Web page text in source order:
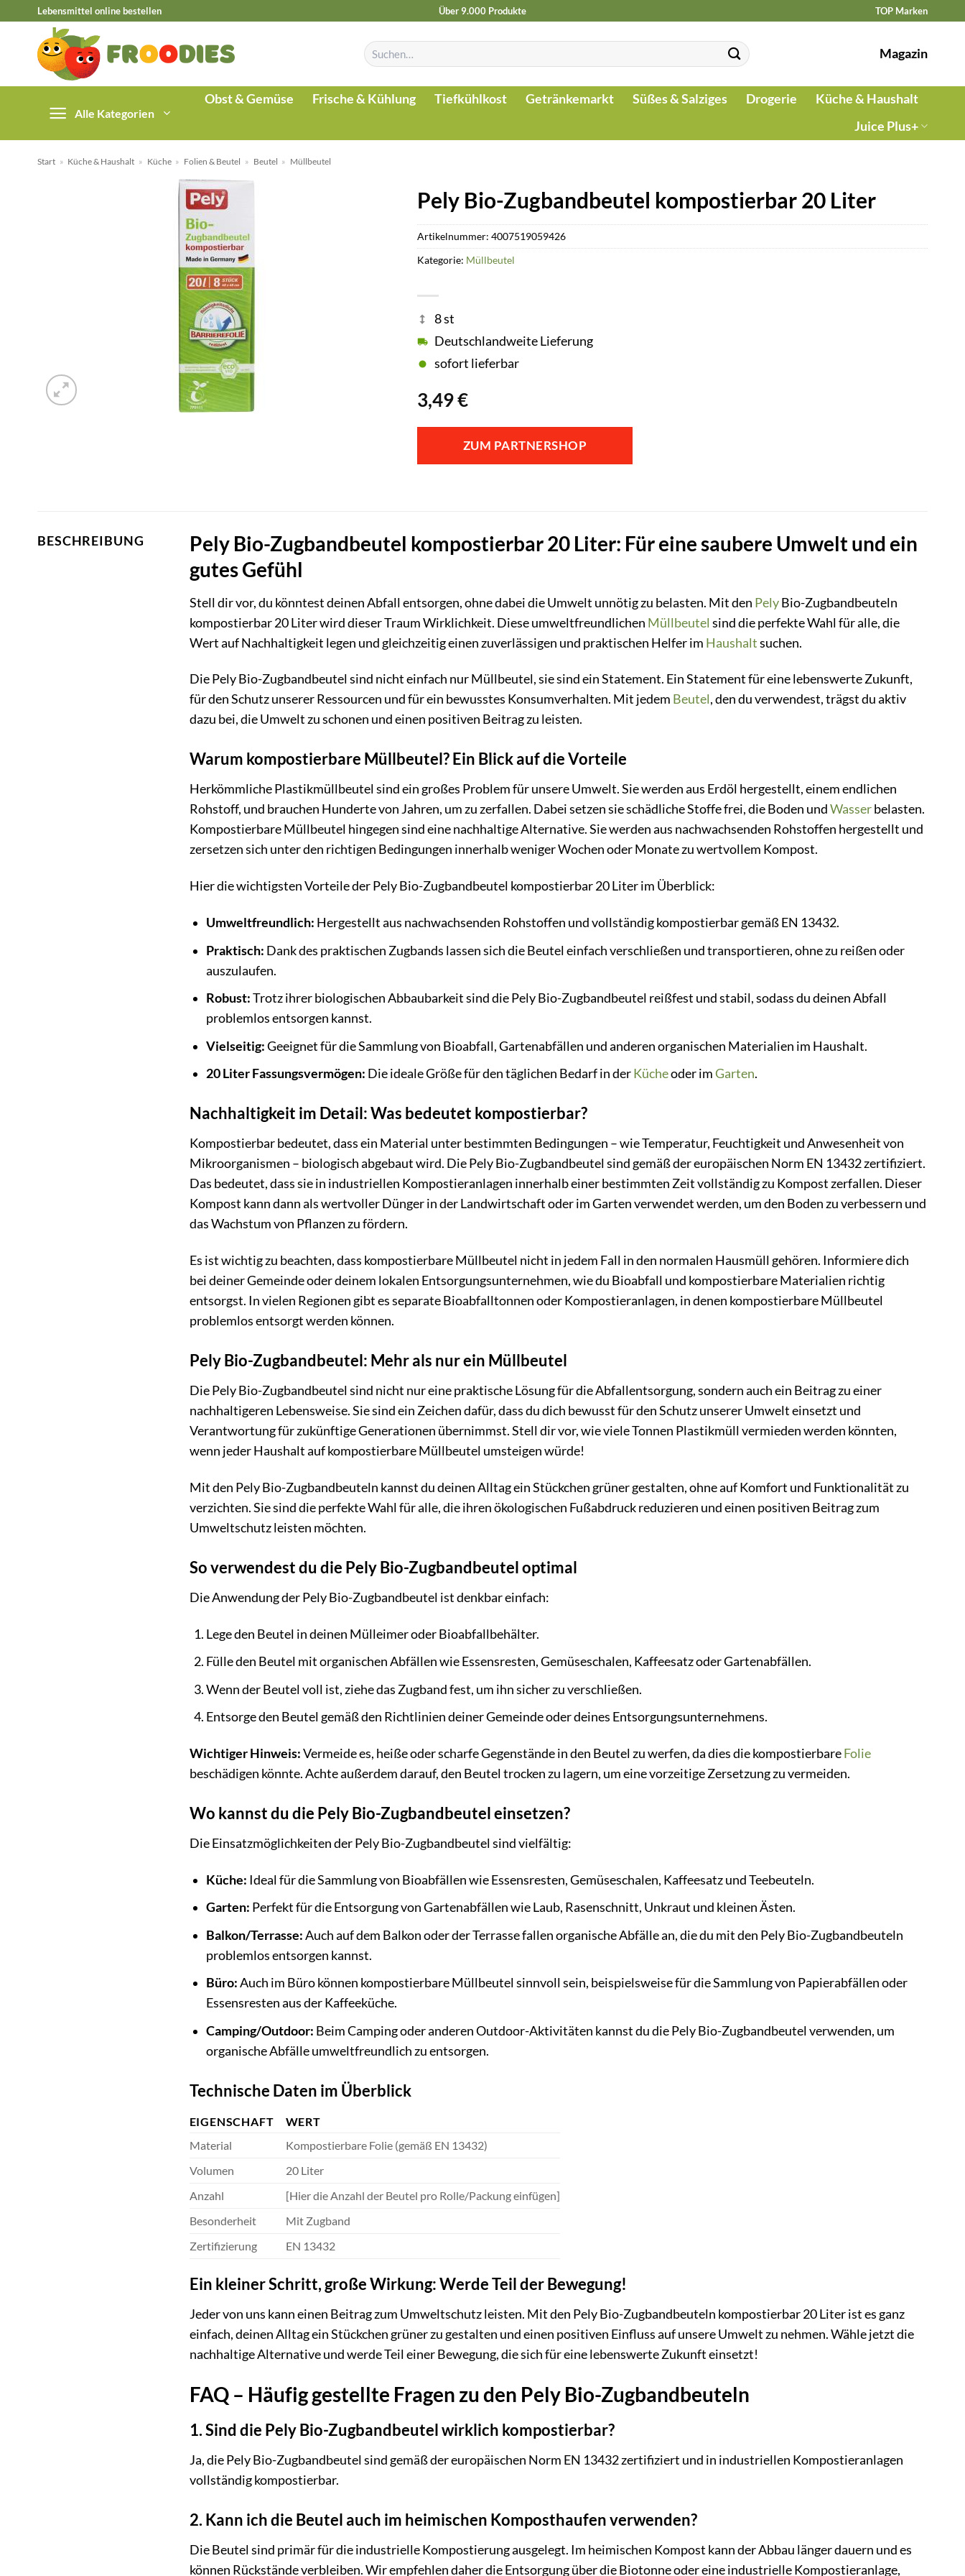
springen
Lebensmittel online bestellen Über 9.000 Produkte TOP Marken
Suchen
nach:
Magazin
Alle Kategorien
Obst & Gemüse Frische & Kühlung Tiefkühlkost Getränkemarkt Süßes & Salziges Drogerie
Küche & Haushalt
Juice Plus+
Start » Küche & Haushalt » Küche » Folien & Beutel » Beutel » Müllbeutel
Pely Bio-Zugbandbeutel kompostierbar 20 Liter
3,49€
8 st
Deutschlandweite Lieferung
sofort lieferbar
ZUM PARTNERSHOP
Artikelnummer:4007519059426
Kategorie: Müllbeutel
BESCHREIBUNG
Pely Bio-Zugbandbeutel kompostierbar 20 Liter: Für eine saubere Umwelt und ein
gutes Gefühl
Stell dir vor, du könntest deinen Abfall entsorgen, ohne dabei die Umwelt unnötig zu belasten. Mit den PelyBio-Zugbandbeuteln
kompostierbar 20 Liter wird dieser Traum Wirklichkeit. Diese umweltfreundlichen Müllbeutel sind die perfekte Wahl für alle, die
Wert auf Nachhaltigkeit legen und gleichzeitig einen zuverlässigen und praktischen Helfer im Haushaltsuchen.
Die Pely Bio-Zugbandbeutel sind nicht einfach nur Müllbeutel, sie sind ein Statement. Ein Statement für eine lebenswerte Zukunft,
für den Schutz unserer Ressourcen und für ein bewusstes Konsumverhalten. Mit jedem Beutel, den du verwendest, trägst du aktiv
dazu bei, die Umwelt zu schonen und einen positiven Beitrag zu leisten.
Warum kompostierbare Müllbeutel? Ein Blick auf die Vorteile
Herkömmliche Plastikmüllbeutel sind ein großes Problem für unsere Umwelt. Sie werden aus Erdöl hergestellt, einem endlichen
Rohstoff, und brauchen Hunderte von Jahren, um zu zerfallen. Dabei setzen sie schädliche Stoffe frei, die Boden undWasserbelasten.
Kompostierbare Müllbeutel hingegen sind eine nachhaltige Alternative. Sie werden aus nachwachsenden Rohstoffen hergestellt und
zersetzen sich unter den richtigen Bedingungen innerhalb weniger Wochen oder Monate zu wertvollem Kompost.
Hier die wichtigsten Vorteile der Pely Bio-Zugbandbeutel kompostierbar 20 Liter im Überblick:
Umweltfreundlich: Hergestellt aus nachwachsenden Rohstoffen und vollständig kompostierbar gemäß EN 13432.
Praktisch: Dank des praktischen Zugbands lassen sich die Beutel einfach verschließen und transportieren, ohne zu reißen oder
auszulaufen.
Robust:Trotz ihrer biologischen Abbaubarkeit sind die Pely Bio-Zugbandbeutel reißfest und stabil, sodass du deinen Abfall
problemlos entsorgen kannst.
Vielseitig:Geeignet für die Sammlung von Bioabfall, Gartenabfällen und anderen organischen Materialien im Haushalt.
20 Liter Fassungsvermögen: Die ideale Größe für den täglichen Bedarf in derKücheoder imGarten.
Nachhaltigkeit im Detail: Was bedeutet kompostierbar?
Kompostierbar bedeutet, dass ein Material unter bestimmten Bedingungen – wie Temperatur, Feuchtigkeit und Anwesenheit von
Mikroorganismen – biologisch abgebaut wird. Die Pely Bio-Zugbandbeutel sind gemäß der europäischen Norm EN 13432 zertifiziert.
Das bedeutet, dass sie in industriellen Kompostieranlagen innerhalb einer bestimmten Zeit vollständig zu Kompost zerfallen. Dieser
Kompost kann dann als wertvoller Dünger in der Landwirtschaft oder im Garten verwendet werden, um den Boden zu verbessern und
das Wachstum von Pflanzen zu fördern.
Es ist wichtig zu beachten, dass kompostierbare Müllbeutel nicht in jedem Fall in den normalen Hausmüll gehören. Informiere dich
bei deiner Gemeinde oder deinem lokalen Entsorgungsunternehmen, wie du Bioabfall und kompostierbare Materialien richtig
entsorgst. In vielen Regionen gibt es separate Bioabfalltonnen oder Kompostieranlagen, in denen kompostierbare Müllbeutel
problemlos entsorgt werden können.
Pely Bio-Zugbandbeutel: Mehr als nur ein Müllbeutel
Die Pely Bio-Zugbandbeutel sind nicht nur eine praktische Lösung für die Abfallentsorgung, sondern auch ein Beitrag zu einer
nachhaltigeren Lebensweise. Sie sind ein Zeichen dafür, dass du dich bewusst für den Schutz unserer Umwelt einsetzt und
Verantwortung für zukünftige Generationen übernimmst. Stell dir vor, wie viele Tonnen Plastikmüll vermieden werden könnten,
wenn jeder Haushalt auf kompostierbare Müllbeutel umsteigen würde!
Mit den Pely Bio-Zugbandbeuteln kannst du deinen Alltag ein Stückchen grüner gestalten, ohne auf Komfort und Funktionalität zu
verzichten. Sie sind die perfekte Wahl für alle, die ihren ökologischen Fußabdruck reduzieren und einen positiven Beitrag zum
Umweltschutz leisten möchten.
So verwendest du die Pely Bio-Zugbandbeutel optimal
Die Anwendung der Pely Bio-Zugbandbeutel ist denkbar einfach:
Lege den Beutel in deinen Mülleimer oder Bioabfallbehälter.
Fülle den Beutel mit organischen Abfällen wie Essensresten, Gemüseschalen, Kaffeesatz oder Gartenabfällen.
Wenn der Beutel voll ist, ziehe das Zugband fest, um ihn sicher zu verschließen.
Entsorge den Beutel gemäß den Richtlinien deiner Gemeinde oder deines Entsorgungsunternehmens.
Wichtiger Hinweis:Vermeide es, heiße oder scharfe Gegenstände in den Beutel zu werfen, da dies die kompostierbareFolie
beschädigen könnte. Achte außerdem darauf, den Beutel trocken zu lagern, um eine vorzeitige Zersetzung zu vermeiden.
Wo kannst du die Pely Bio-Zugbandbeutel einsetzen?
Die Einsatzmöglichkeiten der Pely Bio-Zugbandbeutel sind vielfältig:
Küche: Ideal für die Sammlung von Bioabfällen wie Essensresten, Gemüseschalen, Kaffeesatz und Teebeuteln.
Garten: Perfekt für die Entsorgung von Gartenabfällen wie Laub, Rasenschnitt, Unkraut und kleinen Ästen.
Balkon/Terrasse:Auch auf dem Balkon oder der Terrasse fallen organische Abfälle an, die du mit den Pely Bio-Zugbandbeuteln
problemlos entsorgen kannst.
Büro:Auch im Büro können kompostierbare Müllbeutel sinnvoll sein, beispielsweise für die Sammlung von Papierabfällen oder
Essensresten aus der Kaffeeküche.
Camping/Outdoor: Beim Camping oder anderen Outdoor-Aktivitäten kannst du die Pely Bio-Zugbandbeutel verwenden, um
organische Abfälle umweltfreundlich zu entsorgen.
Technische Daten im Überblick
EIGENSCHAFT
WERT
Material
Kompostierbare Folie (gemäß EN 13432)
Volumen
20 Liter
Anzahl
[Hier die Anzahl der Beutel pro Rolle/Packung einfügen]
Besonderheit
Mit Zugband
Zertifizierung
EN 13432
Ein kleiner Schritt, große Wirkung: Werde Teil der Bewegung!
Jeder von uns kann einen Beitrag zum Umweltschutz leisten. Mit den Pely Bio-Zugbandbeuteln kompostierbar 20 Liter ist es ganz
einfach, deinen Alltag ein Stückchen grüner zu gestalten und einen positiven Einfluss auf unsere Umwelt zu nehmen. Wähle jetzt die
nachhaltige Alternative und werde Teil einer Bewegung, die sich für eine lebenswerte Zukunft einsetzt!
FAQ – Häufig gestellte Fragen zu den Pely Bio-Zugbandbeuteln
1. Sind die Pely Bio-Zugbandbeutel wirklich kompostierbar?
Ja, die Pely Bio-Zugbandbeutel sind gemäß der europäischen Norm EN 13432 zertifiziert und in industriellen Kompostieranlagen
vollständig kompostierbar.
2. Kann ich die Beutel auch im heimischen Komposthaufen verwenden?
Die Beutel sind primär für die industrielle Kompostierung ausgelegt. Im heimischen Kompost kann der Abbau länger dauern und es
können Rückstände verbleiben. Wir empfehlen daher die Entsorgung über die Biotonne oder eine industrielle Kompostieranlage,